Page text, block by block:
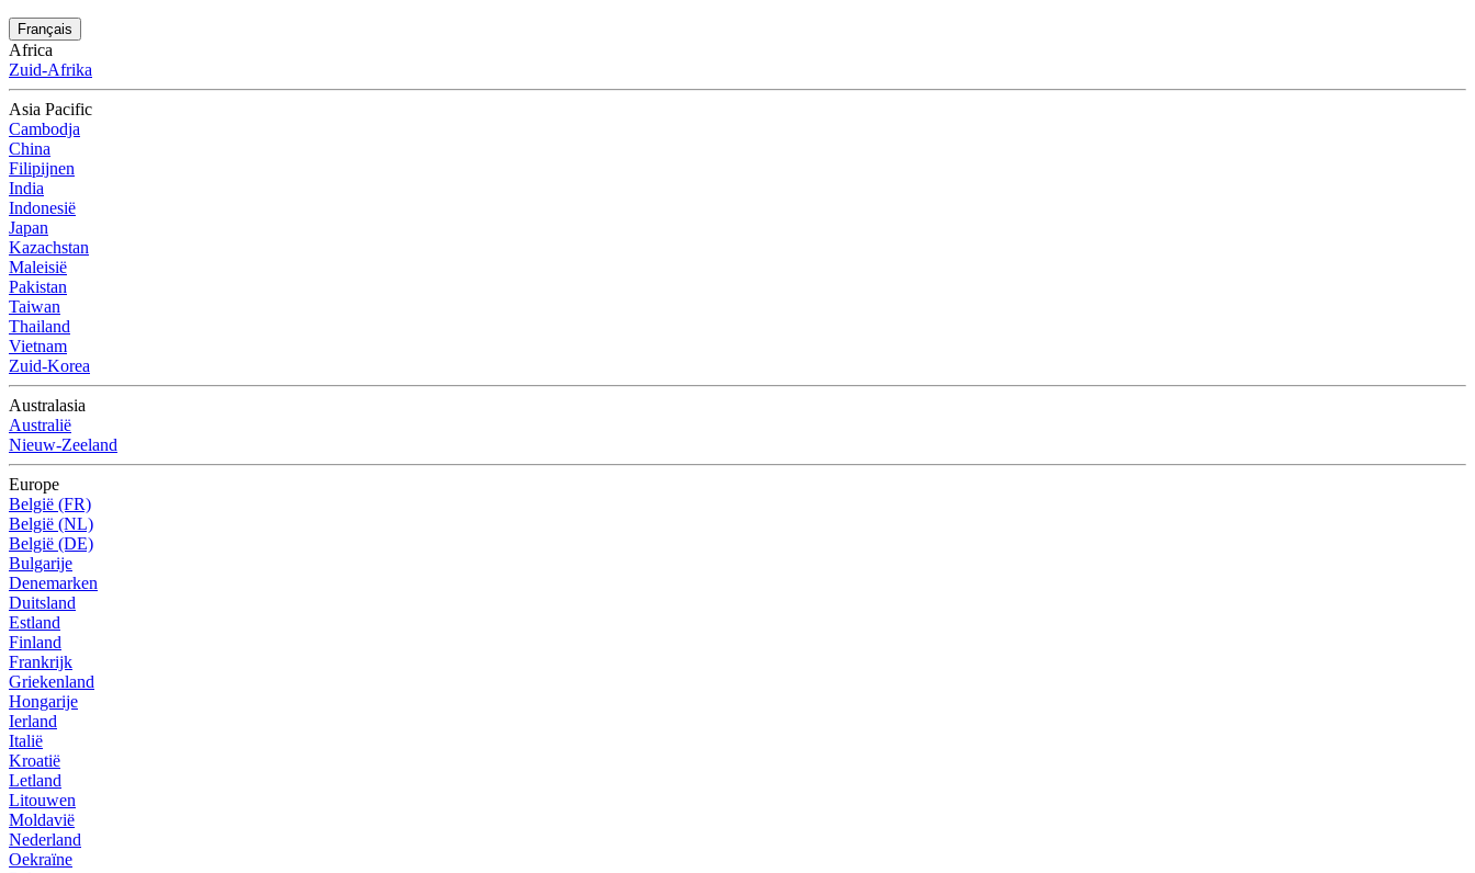
Français
Africa
Zuid-Afrika
Asia Pacific
Cambodja
China
Filipijnen
India
Indonesië
Japan
Kazachstan
Maleisië
Pakistan
Taiwan
Thailand
Vietnam
Zuid-Korea
Australasia
Australië
Nieuw-Zeeland
Europe
België (FR)
België (NL)
België (DE)
Bulgarije
Denemarken
Duitsland
Estland
Finland
Frankrijk
Griekenland
Hongarije
Ierland
Italië
Kroatië
Letland
Litouwen
Moldavië
Nederland
Oekraïne